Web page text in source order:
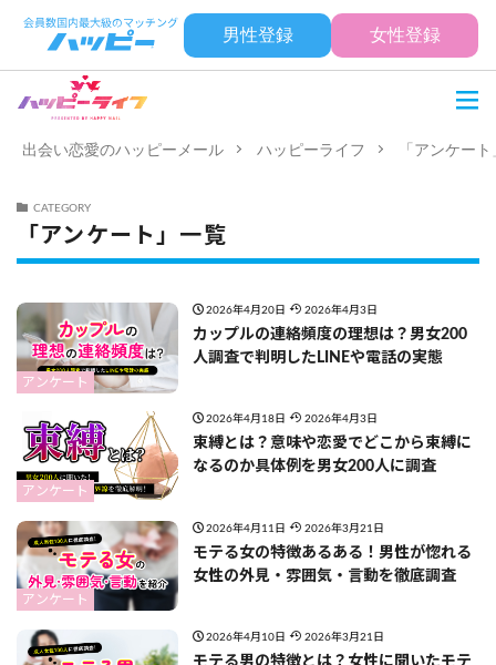
男性登録 女性登録
出会い恋愛のハッピーメール ハッピーライフ 「アンケー
CATEGORY
「アンケート」一覧
アンケート
2026年4月20日 2026年4月3日
カップルの連絡頻度の理想は？男女200
人調査で判明したLINEや電話の実態
アンケート
2026年4月18日 2026年4月3日
束縛とは？意味や恋愛でどこから束縛に
なるのか具体例を男女200人に調査
アンケート
2026年4月11日 2026年3月21日
モテる女の特徴あるある！男性が惚れる
女性の外見・雰囲気・言動を徹底調査
2026年4月10日 2026年3月21日
モテる男の特徴とは？女性に聞いたモテ